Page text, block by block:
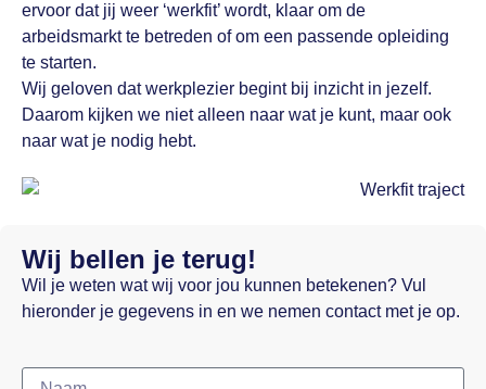
ervoor dat jij weer ‘werkfit’ wordt, klaar om de
arbeidsmarkt te betreden of om een passende opleiding
te starten.
Wij geloven dat werkplezier begint bij inzicht in jezelf.
Daarom kijken we niet alleen naar wat je kunt, maar ook
naar wat je nodig hebt.
Wij bellen je terug!
Wil je weten wat wij voor jou kunnen betekenen? Vul
hieronder je gegevens in en we nemen contact met je op.